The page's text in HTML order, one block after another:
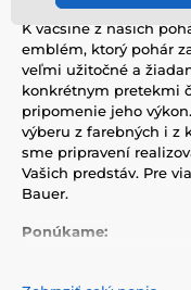
K väčšine z našich
emblém, ktorý pohár
veľmi užitočné a
konkrétnym pretekmi
pripomenie jeho výkon.
výberu z farebných i z
sme pripravení
Vašich predstáv. Pre
Bauer.
Ponúkame: